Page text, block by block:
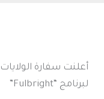
أعلنت سفارة
لبرنامج “Fulbright”